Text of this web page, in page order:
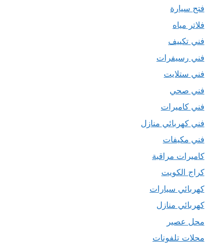
فتح سيارة
فلاتر مياه
فني تكييف
فني رسيفرات
فني ستلايت
فني صحي
فني كاميرات
فني كهربائي منازل
فني مكيفات
كاميرات مراقبة
كراج الكويت
كهربائي سيارات
كهربائي منازل
محل عصير
محلات تلفونات